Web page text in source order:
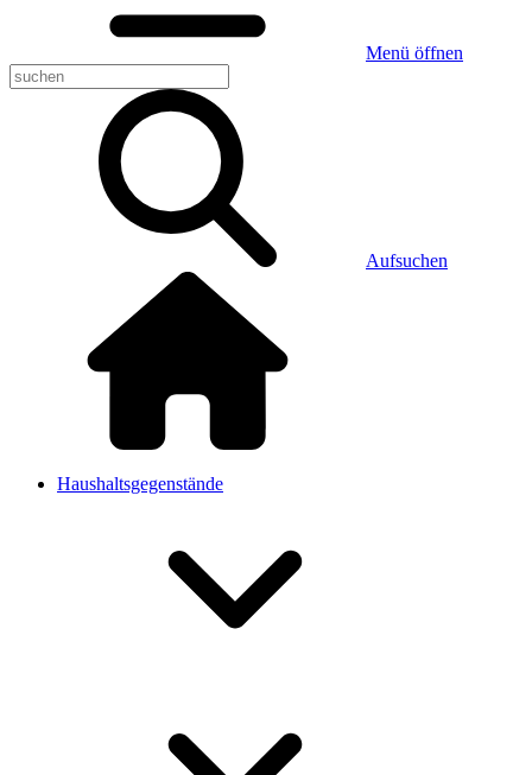
Menü öffnen
Aufsuchen
Haushaltsgegenstände